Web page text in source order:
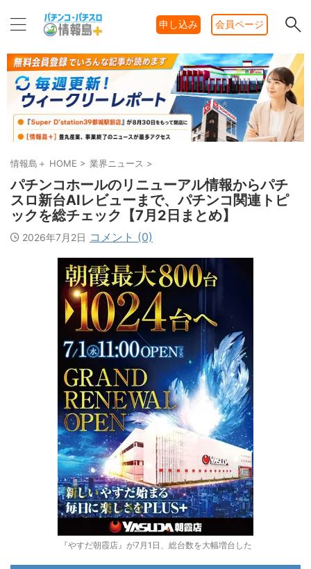
申し込み 会員ページ
情報島＋ HOME > 業界ニュース >
パチンコホールのリニューアル情報からパチ
スロ新台AIレビューまで、パチンコ関連トピ
ックを総チェック【7月2日まとめ】
2026年7月2日 コメント (0)
『やすだ朝霞店』が7月1日、総台数を大幅増台した